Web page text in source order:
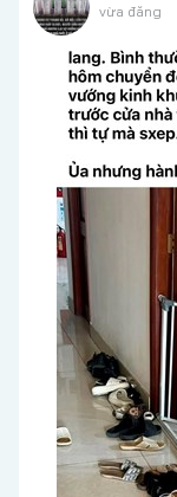
vừa đăng